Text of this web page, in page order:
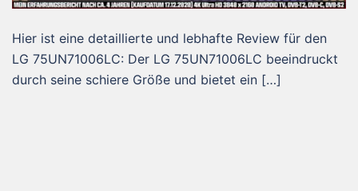
Hier ist eine detaillierte und lebhafte Review für den
LG 75UN71006LC: Der LG 75UN71006LC beeindruckt
durch seine schiere Größe und bietet ein […]